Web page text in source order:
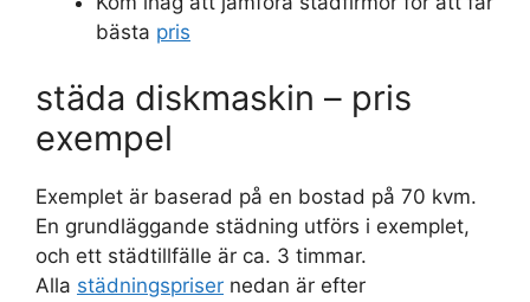
bästa pris
städa diskmaskin – pris
exempel
Exemplet är baserad på en bostad på 70 kvm.
En grundläggande städning utförs i exemplet,
och ett städtillfälle är ca. 3 timmar.
Alla städningspriser nedan är efter